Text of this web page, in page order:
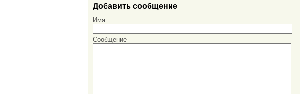
Добавить сообщение
Имя
Сообщение